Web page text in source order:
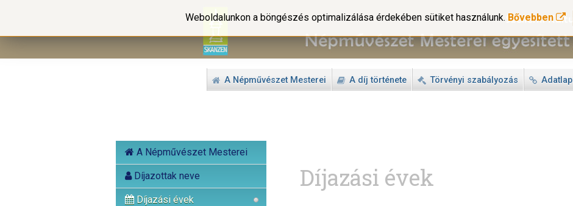
A Népművészet Mesterei A díj története Törvényi szabályozás Adatlap
A Népművészet Mesterei
Díjazottak neve
Díjazási évek
Weboldalunkon a böngészés optimalizálása érdekében sütiket használunk. Bővebben
Díjazási évek